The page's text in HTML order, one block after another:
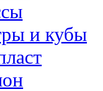
и кубы